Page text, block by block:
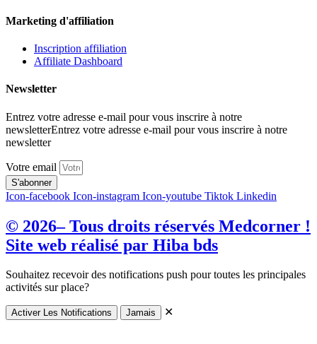
Marketing d'affiliation
Inscription affiliation
Affiliate Dashboard
Newsletter
Entrez votre adresse e-mail pour vous inscrire à notre
newsletterEntrez votre adresse e-mail pour vous inscrire à notre
newsletter
Votre email
S'abonner
Icon-facebook Icon-instagram Icon-youtube Tiktok Linkedin
© 2026– Tous droits réservés Medcorner !
Site web réalisé par Hiba bds
Souhaitez recevoir des notifications push pour toutes les principales
activités sur place?
Activer Les Notifications Jamais ✕